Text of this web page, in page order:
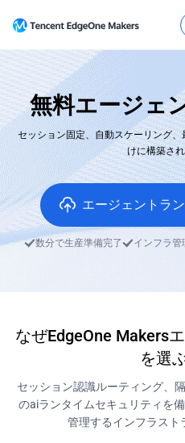
無料エージェ
セッション固定、自動スケーリング
けに構築さ
エージェントラ
数分で生産準備完了 インフラ管
なぜEdgeOne Makers
を選
セッション認識ルーティング、
のaiランタイムセキュリティを
管理するインフラスト